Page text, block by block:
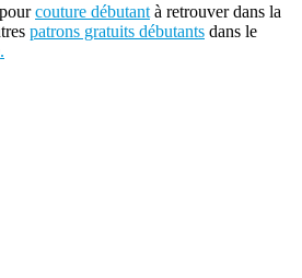
couture débutant à retrouver dans la
patrons gratuits débutants dans le
.